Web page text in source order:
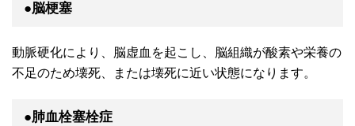
●脳梗塞
動脈硬化により、脳虚血を起こし、脳組織が酸素や栄養の
不足のため壊死、または壊死に近い状態になります。
●肺血栓塞栓症